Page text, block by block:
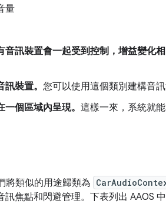
量
訊裝置會一起受到控制，增益變化相
裝置。 您可以使用這個類別建構音
個區域內呈現。 這樣一來，系統就
將類似的用途歸類為
焦點和閃避管理。下表列出 AAOS 中